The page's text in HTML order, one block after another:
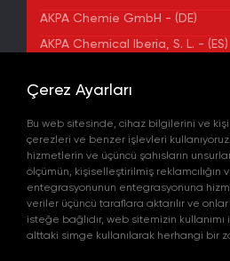
AKPA Chemie GmbH - (DE)
AKPA Chemical Iberia, S. L. - (ES)
ADRES
Yenibosna Merkez Mahallesi
No:36/70 Townofis Kat:12 34197
Türkiye
Harita'da Gör
+90 212 580 55 59
FAX
+90 212 580 55 21
E-POSTA
info@akpakimya.com
WEBSITE
Çerez Ayarları
Bu web sitesinde, cihaz bilgilerini ve
çerezleri ve benzer işlevleri
hizmetlerin ve üçüncü şahısların
ölçümün, kişiselleştirilmiş reklamcılığın
entegrasyonunun entegrasyonuna
veriler üçüncü taraflara aktarılır ve
isteğe bağlıdır, web sitemizin
alttaki simge kullanılarak herhangi bir